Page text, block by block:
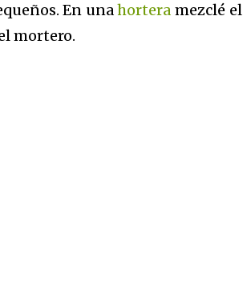
En unahortera mezclé el
mortero.